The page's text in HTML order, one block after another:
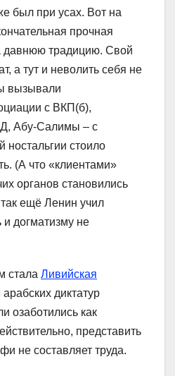
был при усах. Вот на
прочная
давнюю традицию. Свой
а тут и неволить себя не
вызывали
с ВКП(б),
Абу-Салимы – с
стоило
(А что «клиентами»
органов становились
ещё Ленин учил
и догматизму не
стала Ливийская
диктатур
озаботились как
представить
не составляет труда.